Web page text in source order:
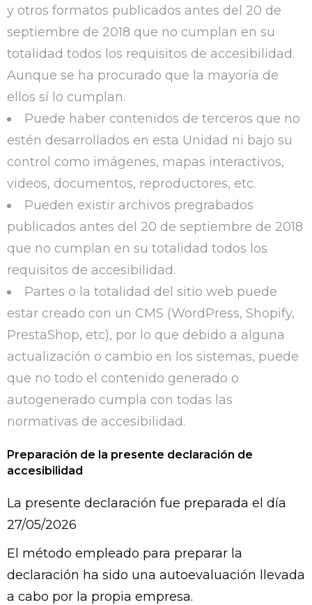
y otros formatos publicados antes del 20 de
septiembre de 2018 que no cumplan en su
totalidad todos los requisitos de accesibilidad.
Aunque se ha procurado que la mayoría de
ellos sí lo cumplan.
Puede haber contenidos de terceros que no
estén desarrollados en esta Unidad ni bajo su
control como imágenes, mapas interactivos,
videos, documentos, reproductores, etc.
Pueden existir archivos pregrabados
publicados antes del 20 de septiembre de 2018
que no cumplan en su totalidad todos los
requisitos de accesibilidad.
Partes o la totalidad del sitio web puede
estar creado con un CMS (WordPress, Shopify,
PrestaShop, etc), por lo que debido a alguna
actualización o cambio en los sistemas, puede
que no todo el contenido generado o
autogenerado cumpla con todas las
normativas de accesibilidad.
Preparación de la presente declaración de
accesibilidad
La presente declaración fue preparada el día
27/05/2026
El método empleado para preparar la
declaración ha sido una autoevaluación llevada
a cabo por la propia empresa.